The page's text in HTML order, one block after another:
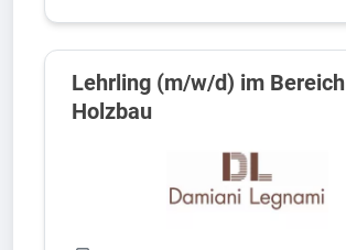
Lehrling (m/w/d) im Bereich
Holzbau